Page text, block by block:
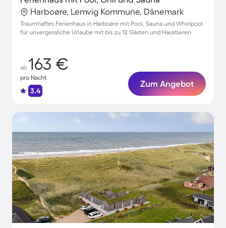
Harboøre, Lemvig Kommune, Dänemark
Traumhaftes Ferienhaus in Harboøre mit Pool, Sauna und Whirlpool
für unvergessliche Urlaube mit bis zu 12 Gästen und Haustieren
ab 163 €
pro Nacht
3.4
Zum Angebot